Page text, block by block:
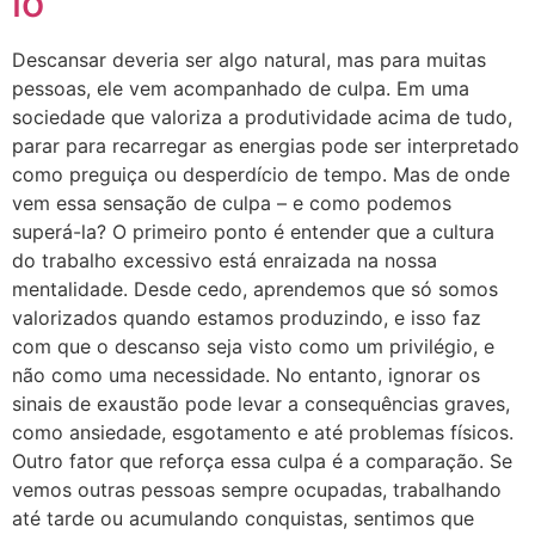
Descansar deveria ser algo natural, mas para muitas
pessoas, ele vem acompanhado de culpa. Em uma
sociedade que valoriza a produtividade acima de tudo,
parar para recarregar as energias pode ser interpretado
como preguiça ou desperdício de tempo. Mas de onde
vem essa sensação de culpa – e como podemos
superá-la? O primeiro ponto é entender que a cultura
do trabalho excessivo está enraizada na nossa
mentalidade. Desde cedo, aprendemos que só somos
valorizados quando estamos produzindo, e isso faz
com que o descanso seja visto como um privilégio, e
não como uma necessidade. No entanto, ignorar os
sinais de exaustão pode levar a consequências graves,
como ansiedade, esgotamento e até problemas físicos.
Outro fator que reforça essa culpa é a comparação. Se
vemos outras pessoas sempre ocupadas, trabalhando
até tarde ou acumulando conquistas, sentimos que